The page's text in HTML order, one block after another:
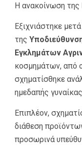
Η ανακοίνωση της
Εξιχνιάστηκε
της
Εγκλημάτων
κοσμημάτων, από
σχηματίσθηκε
ημεδαπής
Επιπλέον,
διάθεση
προσωρινά